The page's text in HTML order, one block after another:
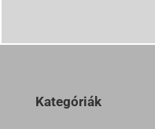
Kategóriák